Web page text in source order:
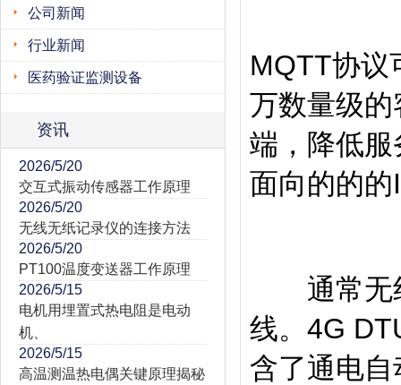
公司新闻
行业新闻
医药验证监测设备
资讯
2026/5/20
交互式振动传感器工作原理
2026/5/20
无线无纸记录仪的连接方法
2026/5/20
PT100温度变送器工作原理
2026/5/15
电机用埋置式热电阻是电动
机、
2026/5/15
高温测温热电偶关键原理揭秘
MQTT协议
万数量级
端，降低
面向的的
通常无线
线。4G
含了通电